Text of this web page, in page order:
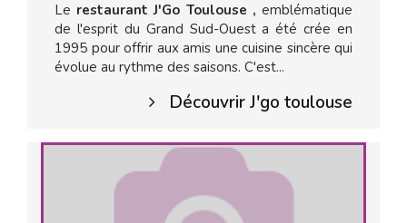
Le restaurant J'Go Toulouse , emblématique
de l'esprit du Grand Sud-Ouest a été crée en
1995 pour offrir aux amis une cuisine sincère qui
évolue au rythme des saisons. C'est...
Découvrir J'go toulouse